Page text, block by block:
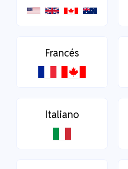
Francés
Italiano